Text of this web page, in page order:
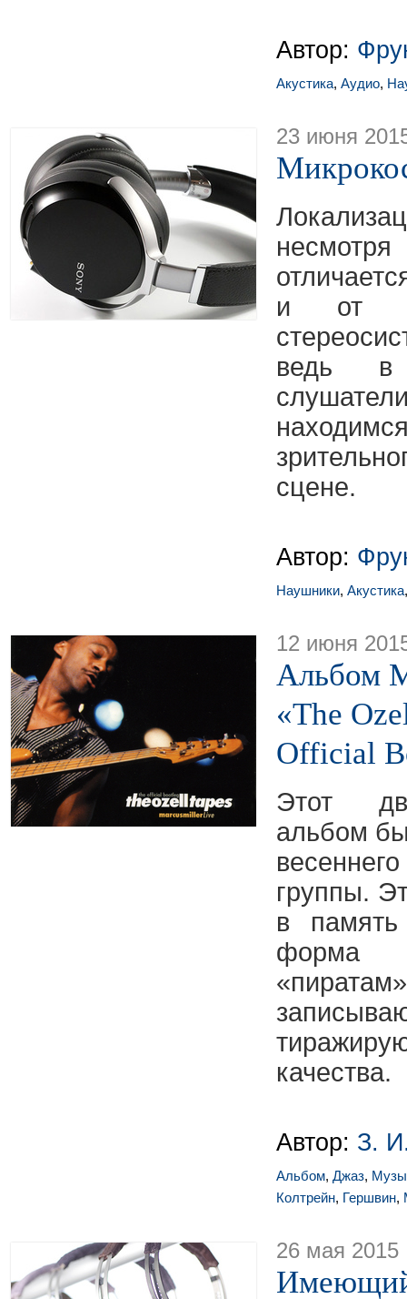
Автор:
Акустика, Аудио,
23 июня
и от
ведь в
сцене.
Автор:
Наушники, Акустика
12 июня
Альбом
«The
Official
Этот
альбом
группы.
в
форма
качества.
Автор: З.
Альбом, Джаз,
Колтрейн, Гершвин,
26 мая 2015